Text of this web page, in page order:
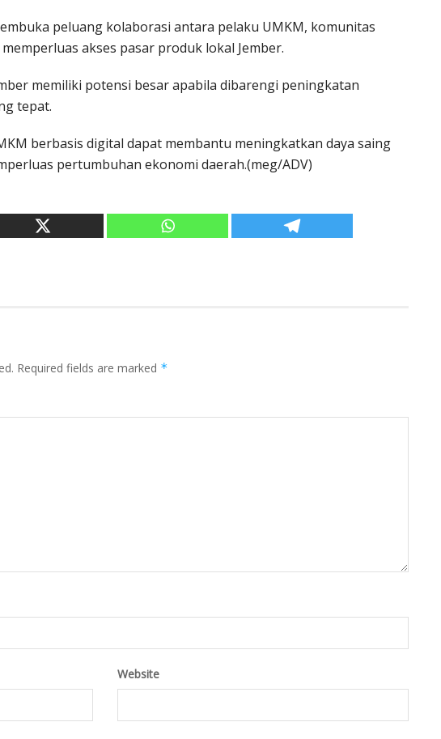
peluang kolaborasi antara pelaku UMKM, komunitas
akses pasar produk lokal Jember.
memiliki potensi besar apabila dibarengi peningkatan
tepat.
berbasis digital dapat membantu meningkatkan daya saing
pertumbuhan ekonomi daerah.(meg/ADV)
Required fields are marked *
Website